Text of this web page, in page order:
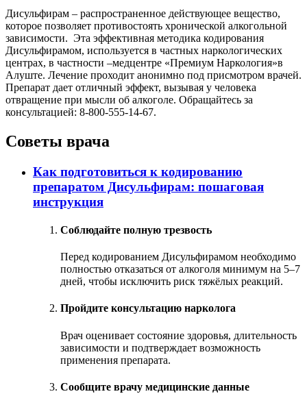
Дисульфирам – распространенное действующее вещество,
которое позволяет противостоять хронической алкогольной
зависимости. Эта эффективная методика кодирования
Дисульфирамом, используется в частных наркологических
центрах, в частности –медцентре «Премиум Наркология»в
Алуште. Лечение проходит анонимно под присмотром врачей.
Препарат дает отличный эффект, вызывая у человека
отвращение при мысли об алкоголе. Обращайтесь за
консультацией: 8-800-555-14-67.
Советы врача
Как подготовиться к кодированию
препаратом Дисульфирам: пошаговая
инструкция
Соблюдайте полную трезвость
Перед кодированием Дисульфирамом необходимо
полностью отказаться от алкоголя минимум на 5–7
дней, чтобы исключить риск тяжёлых реакций.
Пройдите консультацию нарколога
Врач оценивает состояние здоровья, длительность
зависимости и подтверждает возможность
применения препарата.
Сообщите врачу медицинские данные